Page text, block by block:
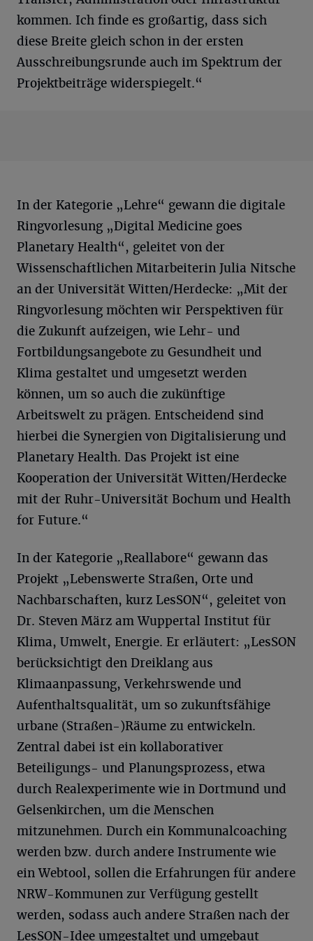
kommen. Ich finde es großartig, dass sich
diese Breite gleich schon in der ersten
Ausschreibungsrunde auch im Spektrum der
Projektbeiträge widerspiegelt.“
In der Kategorie „Lehre“ gewann die digitale
Ringvorlesung „Digital Medicine goes
Planetary Health“, geleitet von der
Wissenschaftlichen Mitarbeiterin Julia Nitsche
an der Universität Witten/Herdecke: „Mit der
Ringvorlesung möchten wir Perspektiven für
die Zukunft aufzeigen, wie Lehr- und
Fortbildungsangebote zu Gesundheit und
Klima gestaltet und umgesetzt werden
können, um so auch die zukünftige
Arbeitswelt zu prägen. Entscheidend sind
hierbei die Synergien von Digitalisierung und
Planetary Health. Das Projekt ist eine
Kooperation der Universität Witten/Herdecke
mit der Ruhr-Universität Bochum und Health
for Future.“
In der Kategorie „Reallabore“ gewann das
Projekt „Lebenswerte Straßen, Orte und
Nachbarschaften, kurz LesSON“, geleitet von
Dr. Steven März am Wuppertal Institut für
Klima, Umwelt, Energie. Er erläutert: „LesSON
berücksichtigt den Dreiklang aus
Klimaanpassung, Verkehrswende und
Aufenthaltsqualität, um so zukunftsfähige
urbane (Straßen-)Räume zu entwickeln.
Zentral dabei ist ein kollaborativer
Beteiligungs- und Planungsprozess, etwa
durch Realexperimente wie in Dortmund und
Gelsenkirchen, um die Menschen
mitzunehmen. Durch ein Kommunalcoaching
werden bzw. durch andere Instrumente wie
ein Webtool, sollen die Erfahrungen für andere
NRW-Kommunen zur Verfügung gestellt
werden, sodass auch andere Straßen nach der
LesSON-Idee umgestaltet und umgebaut